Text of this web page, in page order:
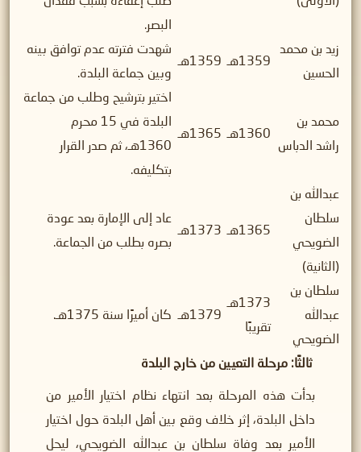
البصر.
زيد بن محمد
الحسين
1359هـ 1359هـ
شهدت فترته عدم توافق بينه
وبين جماعة البلدة.
محمد بن
راشد الدباس
1360هـ 1365هـ
اختير بترشيح وطلب من جماعة
البلدة في 15 محرم
1360هـ، ثم صدر القرار
بتكليفه.
عبدالله بن
سلطان
الضويحي
(الثانية)
1365هـ 1373هـ
عاد إلى الإمارة بعد عودة
بصره بطلب من الجماعة.
سلطان بن
عبدالله
الضويحي
1373هـ
تقريبًا
1379هـ كان أميرًا سنة 1375هـ.
ثالثًا: مرحلة التعيين من خارج البلدة
بدأت هذه المرحلة بعد انتهاء نظام اختيار الأمير من
داخل البلدة، إثر خلاف وقع بين أهل البلدة حول اختيار
الأمير بعد وفاة سلطان بن عبدالله الضويحي، ليحل